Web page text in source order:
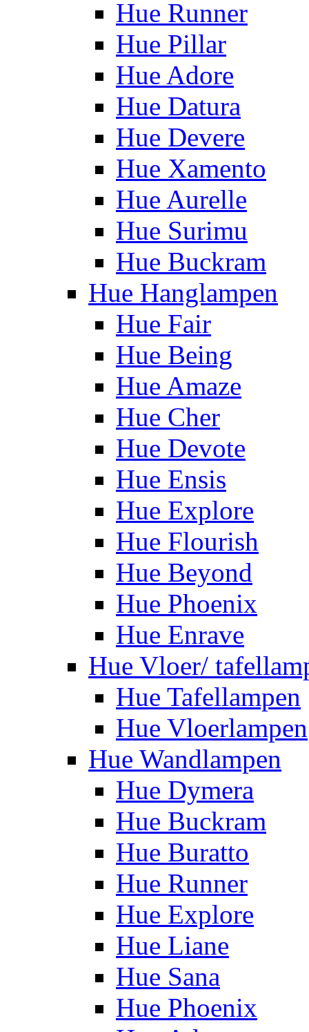
Hue Runner
Hue Pillar
Hue Adore
Hue Datura
Hue Devere
Hue Xamento
Hue Aurelle
Hue Surimu
Hue Buckram
Hue Hanglampen
Hue Fair
Hue Being
Hue Amaze
Hue Cher
Hue Devote
Hue Ensis
Hue Explore
Hue Flourish
Hue Beyond
Hue Phoenix
Hue Enrave
Hue Vloer/
Hue Tafellampen
Hue Vloerlampen
Hue Wandlampen
Hue Dymera
Hue Buckram
Hue Buratto
Hue Runner
Hue Explore
Hue Liane
Hue Sana
Hue Phoenix